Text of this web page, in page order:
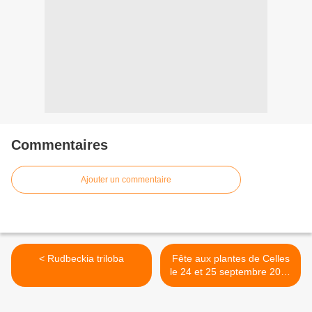
Commentaires
Ajouter un commentaire
< Rudbeckia triloba
Fête aux plantes de Celles
le 24 et 25 septembre 2011
>